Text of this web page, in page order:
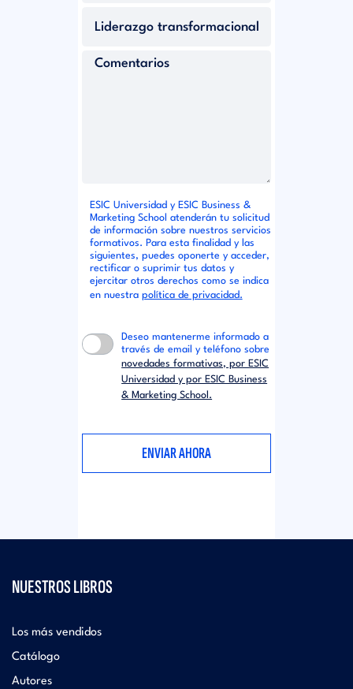
ESIC Universidad y ESIC Business &
Marketing School atenderán tu solicitud
de información sobre nuestros servicios
formativos. Para esta finalidad y las
siguientes, puedes oponerte y acceder,
rectificar o suprimir tus datos y
ejercitar otros derechos como se indica
en nuestra política de privacidad.
Deseo mantenerme informado a
través de email y teléfono sobre
novedades formativas, por ESIC
Universidad y por ESIC Business
& Marketing School.
NUESTROS LIBROS
Los más vendidos
Catálogo
Autores